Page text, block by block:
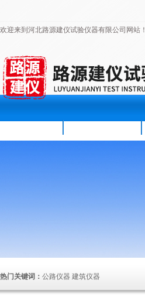
欢迎来到河北路源建仪试验仪器有限公司网站！
热门关键词： 公路仪器 建筑仪器